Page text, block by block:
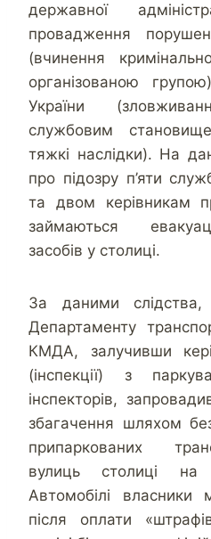
державної
провадження
(вчинення
організованою
України
службовим
тяжкі наслідки). На
про підозру п’яти
та двом керівникам
займаються
засобів у столиці.
За даними слідства,
Департаменту
КМДА, залучивши
(інспекції) з
інспекторів,
збагачення шляхом
припаркованих
вулиць столиці на
Автомобілі власники
після оплати